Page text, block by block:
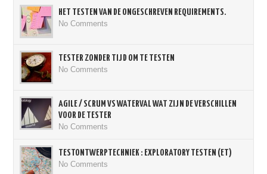
HET TESTEN VAN DE ONGESCHREVEN REQUIREMENTS.
No Comments
TESTER ZONDER TIJD OM TE TESTEN
No Comments
AGILE / SCRUM VS WATERVAL WAT ZIJN DE VERSCHILLEN
VOOR DE TESTER
No Comments
TESTONTWERPTECHNIEK : EXPLORATORY TESTEN (ET)
No Comments